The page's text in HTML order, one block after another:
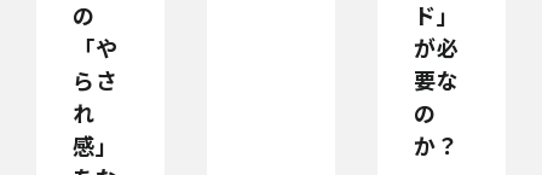
の
「や
らさ
れ
感」
ド」
が必
要な
の
か？